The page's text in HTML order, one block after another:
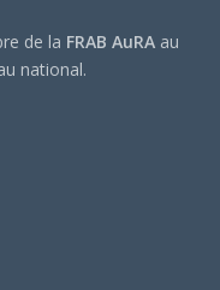
de la FRAB AuRA au
national.